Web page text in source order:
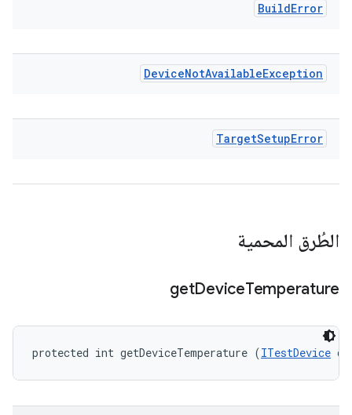
BuildError
DeviceNotAvailableException
TargetSetupError
الطُرق المحمية
getDeviceTemperature
protected int getDeviceTemperature (ITestDevice